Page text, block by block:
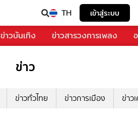
TH เข้าสู่ระบบ
ข่าวบันเทิง ข่าวสารวงการเพลง
ข่าว
ข่าวทั่วไทย ข่าวการเมือง ข่าว